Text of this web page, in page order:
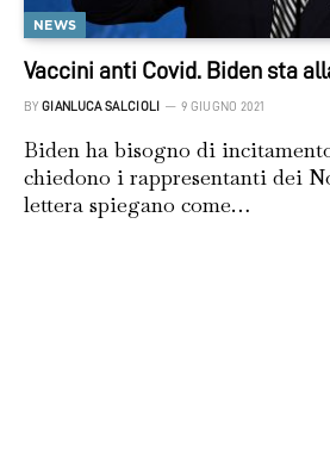
NEWS
Vaccini anti Covid. Biden sta
BY GIANLUCA SALCIOLI 9 GIUGNO 2021
Biden ha bisogno di
chiedono i rappresentanti dei
lettera spiegano come…